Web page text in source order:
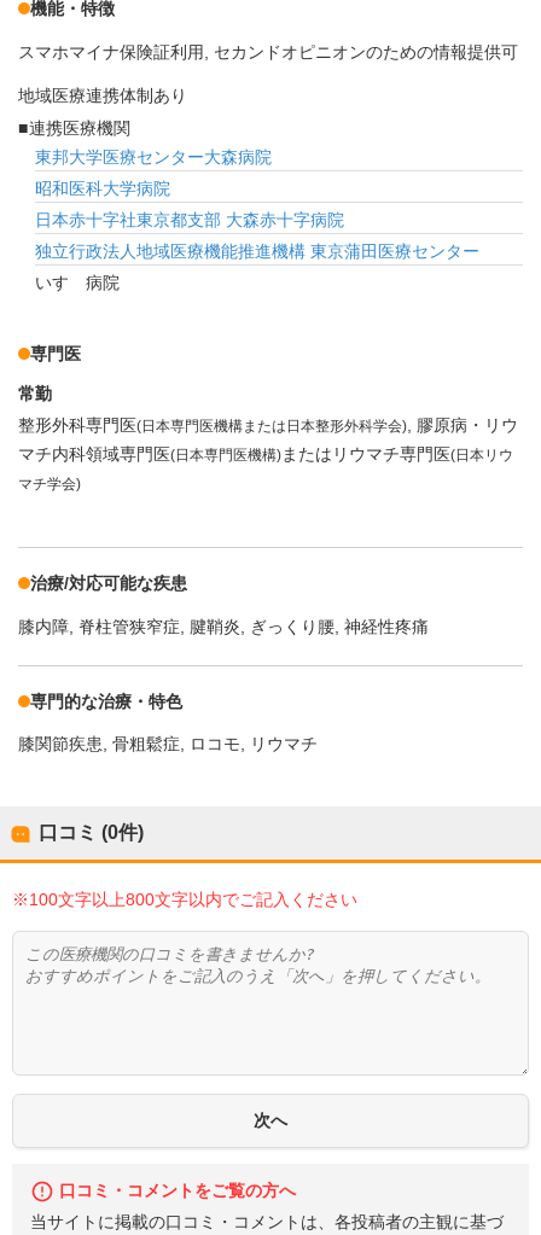
機能・特徴
スマホマイナ保険証利用 セカンドオピニオンのための情報提供可
地域医療連携体制あり
連携医療機関
東邦大学医療センター大森病院
昭和医科大学病院
日本赤十字社東京都支部 大森赤十字病院
独立行政法人地域医療機能推進機構 東京蒲田医療センター
いすゞ病院
専門医
常勤
整形外科専門医(日本専門医機構または日本整形外科学会)
膠原病・リウ
マチ内科領域専門医(日本専門医機構)またはリウマチ専門医(日本リウ
マチ学会)
治療/対応可能な疾患
膝内障 脊柱管狭窄症 腱鞘炎 ぎっくり腰 神経性疼痛
専門的な治療・特色
膝関節疾患 骨粗鬆症 ロコモ リウマチ
口コミ (0件)
※100文字以上800文字以内でご記入ください
口コミ・コメントをご覧の方へ
当サイトに掲載の口コミ・コメントは、各投稿者の主観に基づ